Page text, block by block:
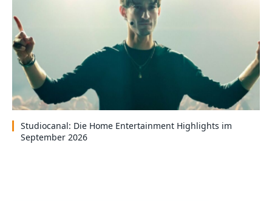
Studiocanal: Die Home Entertainment Highlights im
September 2026